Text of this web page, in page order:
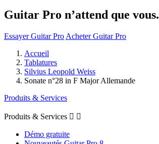
Guitar Pro n’attend que vous.
Essayer Guitar Pro Acheter Guitar Pro
Accueil
Tablatures
Silvius Leopold Weiss
Sonate n°28 in F Major Allemande
Produits & Services
Produits & Services  
Démo gratuite